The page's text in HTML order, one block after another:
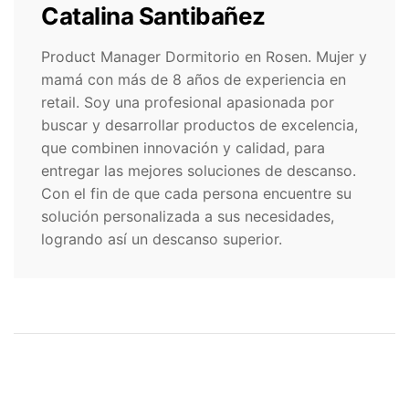
Catalina Santibañez
Product Manager Dormitorio en Rosen. Mujer y
mamá con más de 8 años de experiencia en
retail. Soy una profesional apasionada por
buscar y desarrollar productos de excelencia,
que combinen innovación y calidad, para
entregar las mejores soluciones de descanso.
Con el fin de que cada persona encuentre su
solución personalizada a sus necesidades,
logrando así un descanso superior.